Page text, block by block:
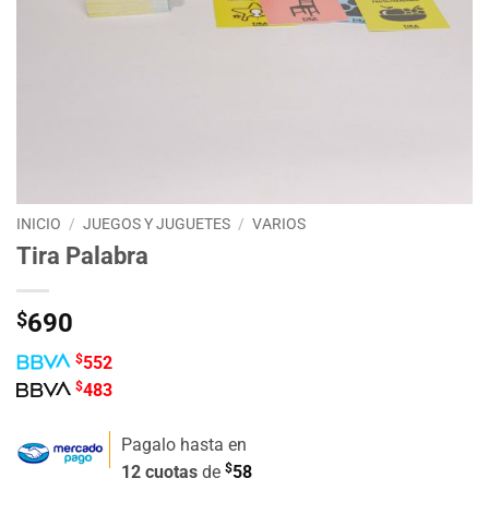
INICIO / JUEGOS Y JUGUETES / VARIOS
Tira Palabra
$690
$552
$483
Pagalo hasta en
12 cuotas de $58